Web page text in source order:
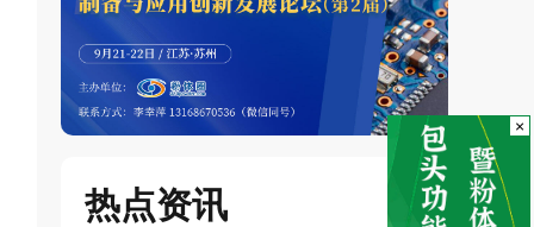
热点资讯
×